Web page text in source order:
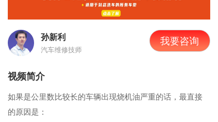
孙新利
汽车维修技师
我要咨询
视频简介
如果是公里数比较长的车辆出现烧机油严重的话，最直接
的原因是：